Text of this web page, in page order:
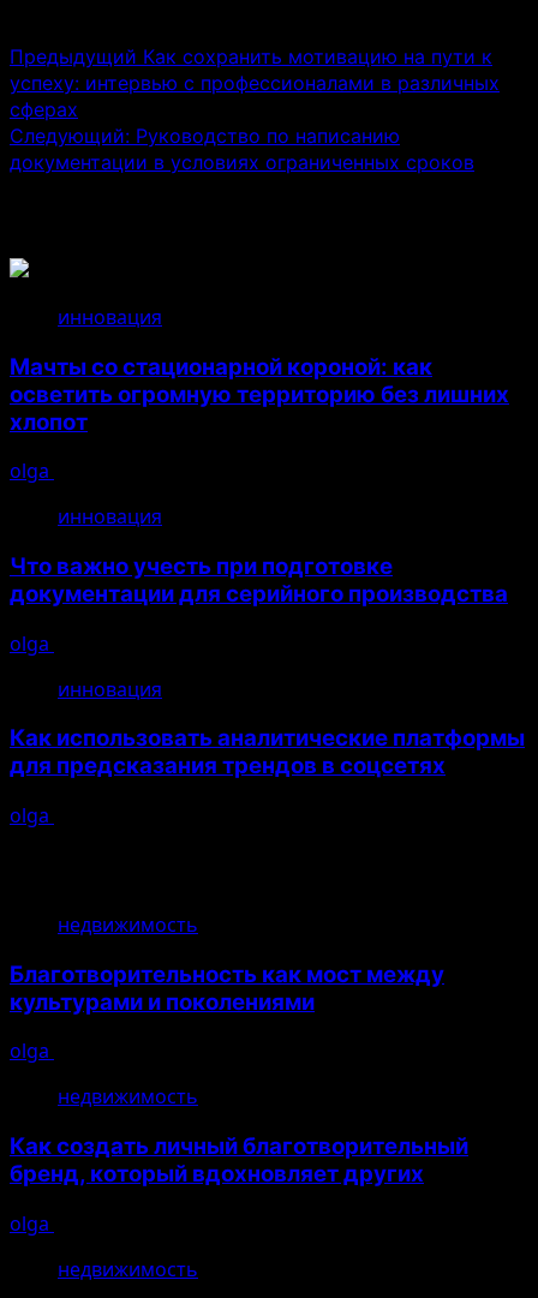
Предыдущий Как сохранить мотивацию на пути к
успеху: интервью с профессионалами в различных
сферах
Следующий: Руководство по написанию
документации в условиях ограниченных сроков
инновация
Мачты со стационарной короной: как
осветить огромную территорию без лишних
хлопот
olga
инновация
Что важно учесть при подготовке
документации для серийного производства
olga
инновация
Как использовать аналитические платформы
для предсказания трендов в соцсетях
olga
недвижимость
Благотворительность как мост между
культурами и поколениями
olga
недвижимость
Как создать личный благотворительный
бренд, который вдохновляет других
olga
недвижимость